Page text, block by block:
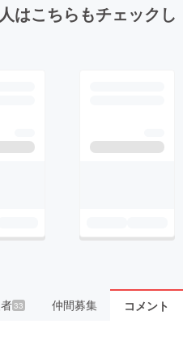
はこちらもチェックし
33 仲間募集 コメント